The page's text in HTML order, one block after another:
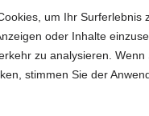
um Ihr Surferlebnis
oder Inhalte
zu analysieren. Wenn
stimmen Sie der